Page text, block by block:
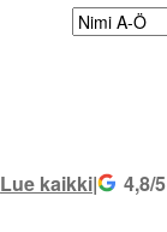
Lue kaikki| 4,8/5